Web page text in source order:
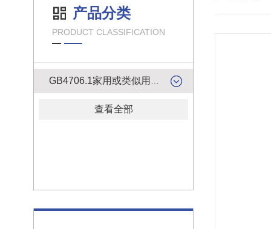
产品分类
PRODUCT CLASSIFICATION
查看全部